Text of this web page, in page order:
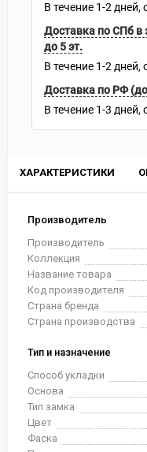
ХАРАКТЕРИСТИКИ
Производитель
Производитель
Коллекция
Название товара
Код производителя
Страна бренда
Страна производства
Тип и назначение
Способ укладки
Основа
Тип замка
Цвет
Фаска
В течение 1-2 дней
Доставка по СПб
до 5 эт.
В течение 1-2 дней
Доставка по РФ
В течение 1-3 дней